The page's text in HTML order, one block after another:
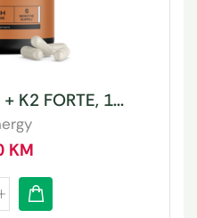
K2 FORTE, 1...
KM